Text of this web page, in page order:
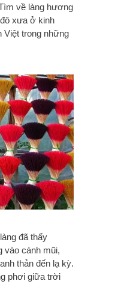
về làng hương
xưa ở kinh
Việt trong những
đã thấy
vào cánh mũi,
thản đến lạ kỳ.
phơi giữa trời